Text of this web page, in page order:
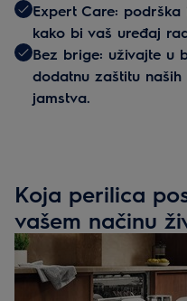
Expert Care:
kako bi vaš uređaj
Bez brige: uživajte u
dodatnu zaštitu
jamstva.
Koja perilica
vašem načinu